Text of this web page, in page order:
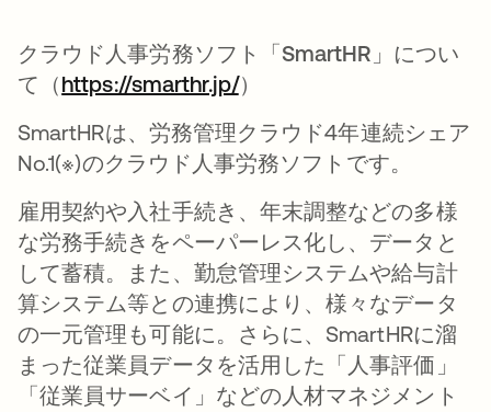
クラウド人事労務ソフト「SmartHR」につい
て（https://smarthr.jp/新しいタブで開く
）
SmartHRは、労務管理クラウド4年連続シェア
No.1(※)のクラウド人事労務ソフトです。
雇用契約や入社手続き、年末調整などの多様
な労務手続きをペーパーレス化し、データと
して蓄積。また、勤怠管理システムや給与計
算システム等との連携により、様々なデータ
の一元管理も可能に。さらに、SmartHRに溜
まった従業員データを活用した「人事評価」
「従業員サーベイ」などの人材マネジメント